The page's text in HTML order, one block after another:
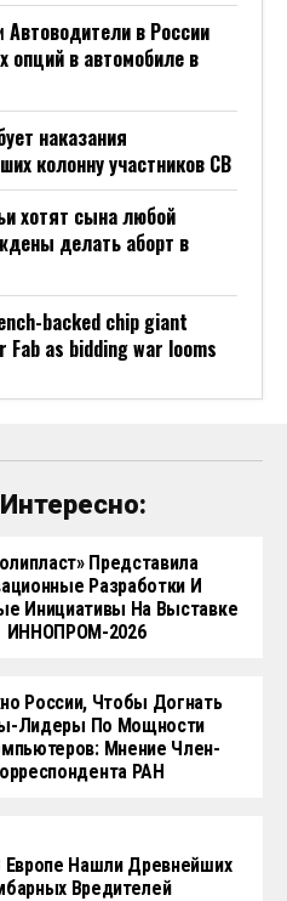
Автоводители в России
опций в автомобиле в
наказания
колонну участников СВ
хотят сына любой
делать аборт в
backed chip giant
as bidding war looms
Представила
Разработки И
Инициативы На Выставке
ИННОПРОМ-2026
России, Чтобы Догнать
Лидеры По Мощности
Мнение Член-
РАН
Европе Нашли Древнейших
Вредителей